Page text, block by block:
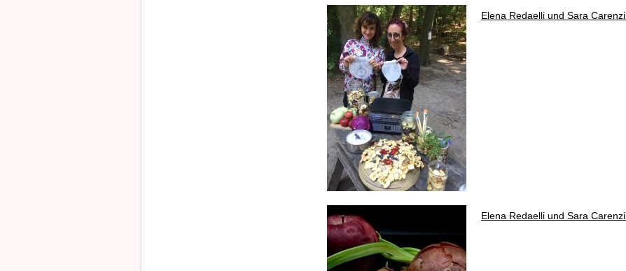
Elena Redaelli und Sara Carenzi
Elena Redaelli und Sara Carenzi